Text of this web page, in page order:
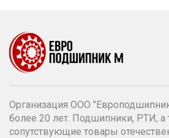
Организация ООО
более 20 лет. Подшипники, РТИ, а
сопутствующие товары